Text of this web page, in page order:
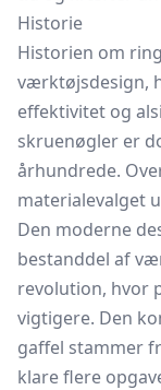
Historie
Historien om
værktøjsdesign,
effektivitet og
skruenøgler er
århundrede.
materialevalget
Den moderne
bestanddel af
revolution, hvor
vigtigere. Den
gaffel stammer
klare flere